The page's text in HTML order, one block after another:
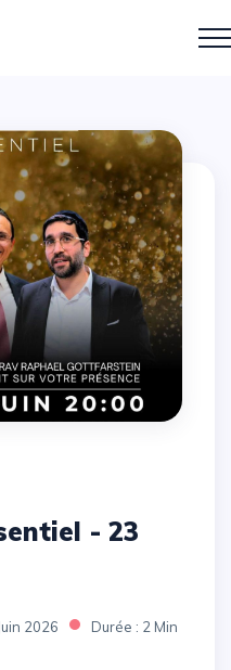
- 23
2026 Durée : 2 Min